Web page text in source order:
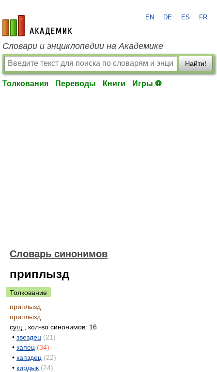
academic.ru
EN DE ES FR
Словари и энциклопедии на Академике
Найти!
Толкования Переводы Книги Игры ⚽
Словарь синонимов
приплызд
Толкование
приплызд
приплызд
сущ.
, кол-во синонимов: 16
• звездец (21)
• капец (34)
• капздец (22)
• кирдык (24)